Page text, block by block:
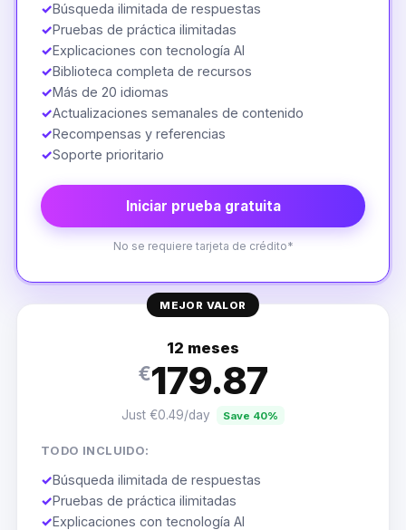
✓Búsqueda ilimitada de respuestas
✓Pruebas de práctica ilimitadas
✓Explicaciones con tecnología AI
✓Biblioteca completa de recursos
✓Más de 20 idiomas
✓Actualizaciones semanales de contenido
✓Recompensas y referencias
✓Soporte prioritario
Iniciar prueba gratuita
No se requiere tarjeta de crédito*
MEJOR VALOR
12 meses
€179.87
Just €0.49/day Save 40%
TODO INCLUIDO:
✓Búsqueda ilimitada de respuestas
✓Pruebas de práctica ilimitadas
✓Explicaciones con tecnología AI